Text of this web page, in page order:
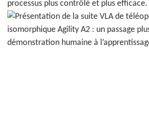
processus plus contrôlé et plus efficace.